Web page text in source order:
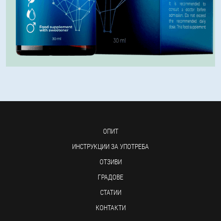
ОПИТ
ИНСТРУКЦИИ ЗА УПОТРЕБА
ОТЗИВИ
ГРАДОВЕ
СТАТИИ
КОНТАКТИ